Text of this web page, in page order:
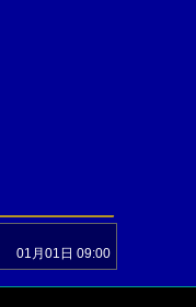
01月01日 09:00